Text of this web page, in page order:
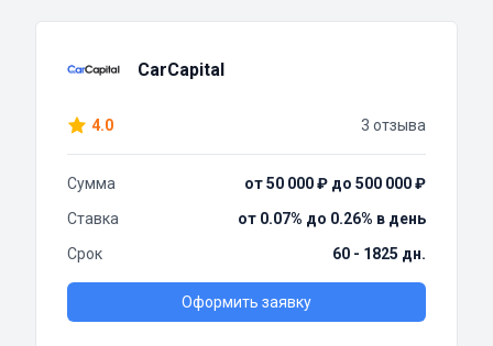
CarCapital
4.0 3 отзыва
Сумма
от 50 000 ₽ до 500 000 ₽
Ставка
от 0.07% до 0.26% в день
Срок
60 - 1825 дн.
Оформить заявку